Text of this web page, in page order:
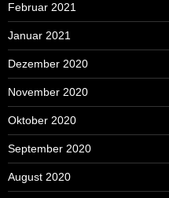
Februar 2021
Januar 2021
Dezember 2020
November 2020
Oktober 2020
September 2020
August 2020